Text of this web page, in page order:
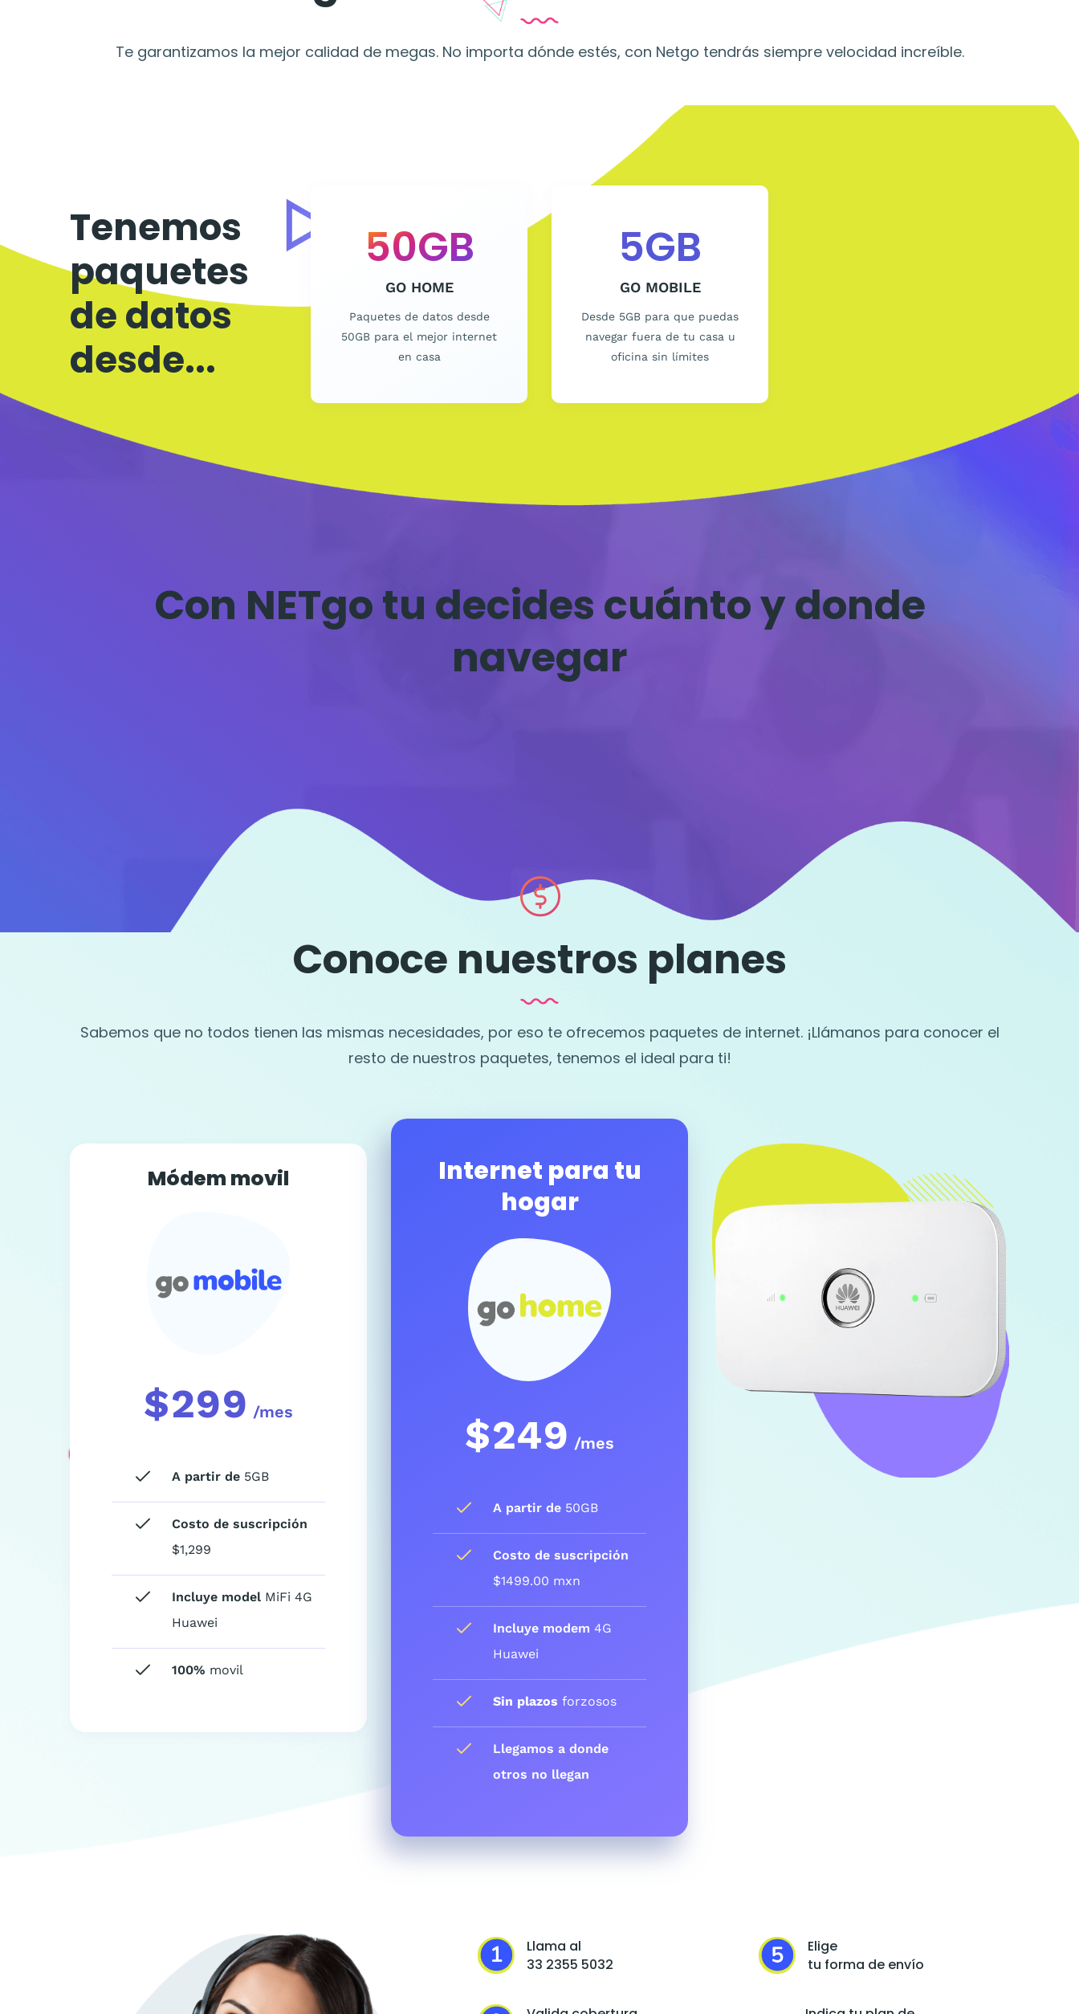
Te garantizamos la mejor calidad de megas. No importa dónde estés, con Netgo tendrás siempre velocidad increíble.
Tenemos
paquetes
de datos
desde...
50GB
GO HOME
Paquetes de datos desde
50GB para el mejor internet
en casa
5GB
GO MOBILE
Desde 5GB para que puedas
navegar fuera de tu casa u
oficina sin límites
Con NETgo tu decides cuánto y donde
navegar
Conoce nuestros planes
Sabemos que no todos tienen las mismas necesidades, por eso te ofrecemos paquetes de internet. ¡Llámanos para conocer el
resto de nuestros paquetes, tenemos el ideal para ti!
Módem movil
$299 /mes
A partir de 5GB
Costo de suscripción
$1,299
Incluye model MiFi 4G
Huawei
100% movil
Internet para tu
hogar
$249 /mes
A partir de 50GB
Costo de suscripción
$1499.00 mxn
Incluye modem 4G
Huawei
Sin plazos forzosos
Llegamos a donde
otros no llegan
Llama al
33 2355 5032
Elige
tu forma de envío